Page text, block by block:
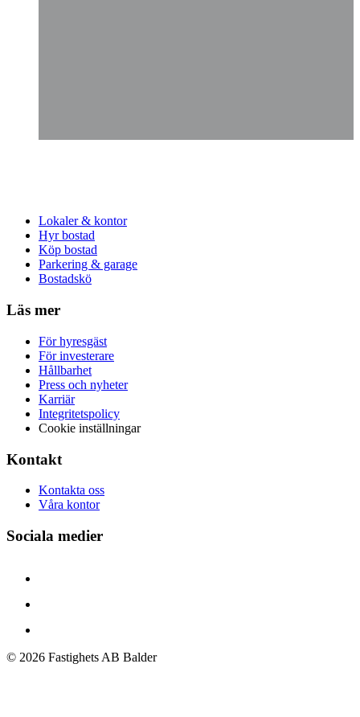
Lokaler & kontor
Hyr bostad
Köp bostad
Parkering & garage
Bostadskö
Läs mer
För hyresgäst
För investerare
Hållbarhet
Press och nyheter
Karriär
Integritetspolicy
Cookie inställningar
Kontakt
Kontakta oss
Våra kontor
Sociala medier
© 2026 Fastighets AB Balder